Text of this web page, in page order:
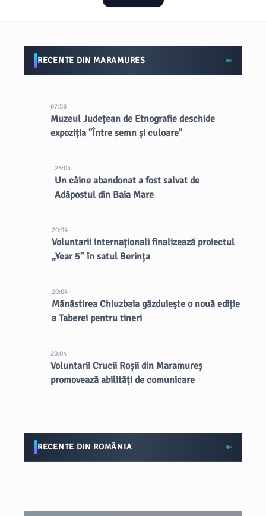
RECENTE DIN MARAMURES
07:58
Muzeul Județean de Etnografie deschide
expoziția "Între semn și culoare"
23:04
Un câine abandonat a fost salvat de
Adăpostul din Baia Mare
20:34
Voluntarii internaționali finalizează proiectul
„Year 5” în satul Berința
20:04
Mănăstirea Chiuzbaia găzduiește o nouă ediție
a Taberei pentru tineri
20:04
Voluntarii Crucii Roșii din Maramureș
promovează abilități de comunicare
RECENTE DIN ROMÂNIA